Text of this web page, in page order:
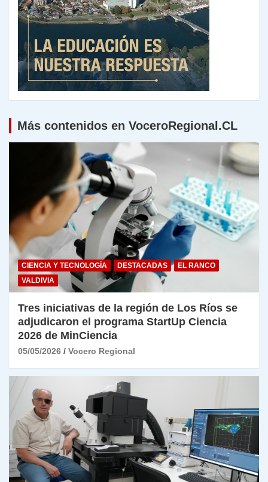
Más contenidos en VoceroRegional.CL
CIENCIA Y TECNOLOGÍA DESTACADAS
EL RANCO
VALDIVIA
Tres iniciativas de la región de Los Ríos se
adjudicaron el programa StartUp Ciencia
2026 de MinCiencia
05/05/2026 Vocero Regional